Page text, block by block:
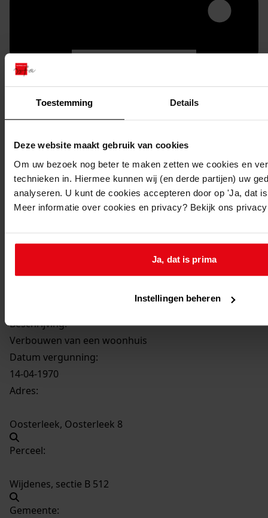
Toestemming Details
Deze website maakt gebruik van cookies
Om uw bezoek nog beter te maken zetten we cookies en
technieken in. Hiermee kunnen wij (en derde partijen) uw
analyseren. U kunt de cookies accepteren door op 'Ja, dat
Meer informatie over cookies en privacy? Bekijk ons
Ja, dat is prima
Instellingen beheren
duurzaam webadres
328Verbouwen van een woonhuis, 1970
Beschrijving:
Verbouwen van een woonhuis
Datum vergunning:
14-04-1970
Adres:
Oosterleek, Oosterleek 8
Perceel:
Wijdenes, sectie B 512
Gemeente: